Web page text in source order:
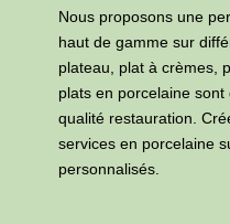
Nous proposons une
haut de gamme sur
plateau, plat à crèmes,
plats en porcelaine sont
qualité restauration.
services en porcelaine
personnalisés.